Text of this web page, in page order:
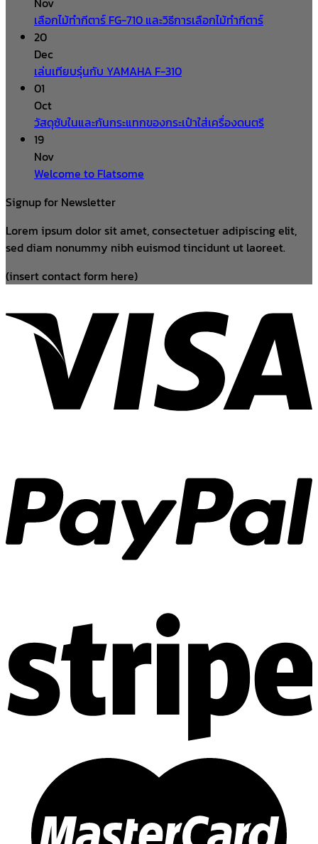
เลือกไม้ทำกีตาร์ FG-710 และวิธีการเลือกไม้ทำกีตาร์
20
Dec
เล่นเทียบรุ่นกับ YAMAHA F-310
01
Oct
วัสดุซับในและกันกระแทกของกระเป๋าใส่เครื่องดนตรี
19
Nov
Welcome to Flatsome
Signup for Newsletter
Lorem ipsum dolor sit amet, consectetuer adipiscing elit,
sed diam nonummy nibh euismod tincidunt ut laoreet.
(insert contact form here)